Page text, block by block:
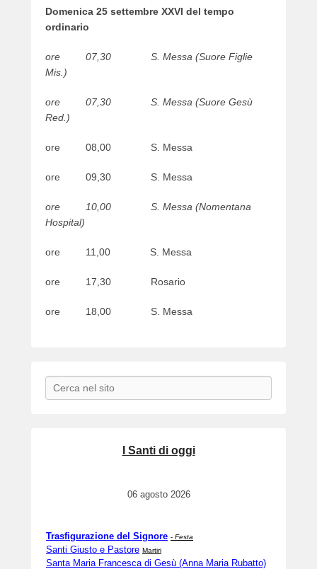
Domenica 25 settembre XXVI del tempo
ordinario
ore 07,30 S. Messa (Suore Figlie
Mis.)
ore 07,30 S. Messa (Suore Gesù
Red.)
ore 08,00 S. Messa
ore 09,30 S. Messa
ore 10,00 S. Messa (Nomentana
Hospital)
ore 11,00 S. Messa
ore 17,30 Rosario
ore 18,00 S. Messa
Search
I Santi di oggi
06 agosto 2026
Trasfigurazione del Signore - Festa
Santi Giusto e Pastore Martiri
Santa Maria Francesca di Gesù (Anna Maria Rubatto)